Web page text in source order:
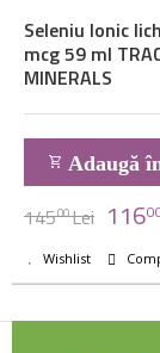
Seleniu Ionic
mcg 59 ml
MINERALS
Adaugă
14500Lei 116
Wishlist